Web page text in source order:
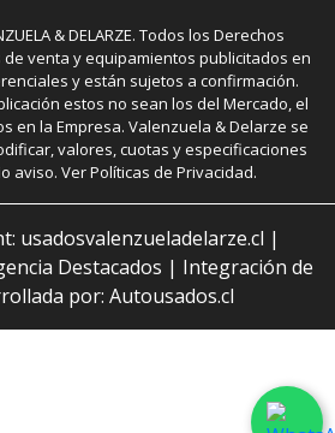
& DELARZE. Todos los Derechos
de venta y equipamientos publicitados en
y están sujetos a confirmación.
estos no sean los del Mercado, el
en la Empresa. Valenzuela & Delarze se
valores, cuotas y especificaciones
aviso. Ver Políticas de Privacidad.
usadosvalenzueladelarze.cl |
Destacados | Integración de
por: Autousados.cl